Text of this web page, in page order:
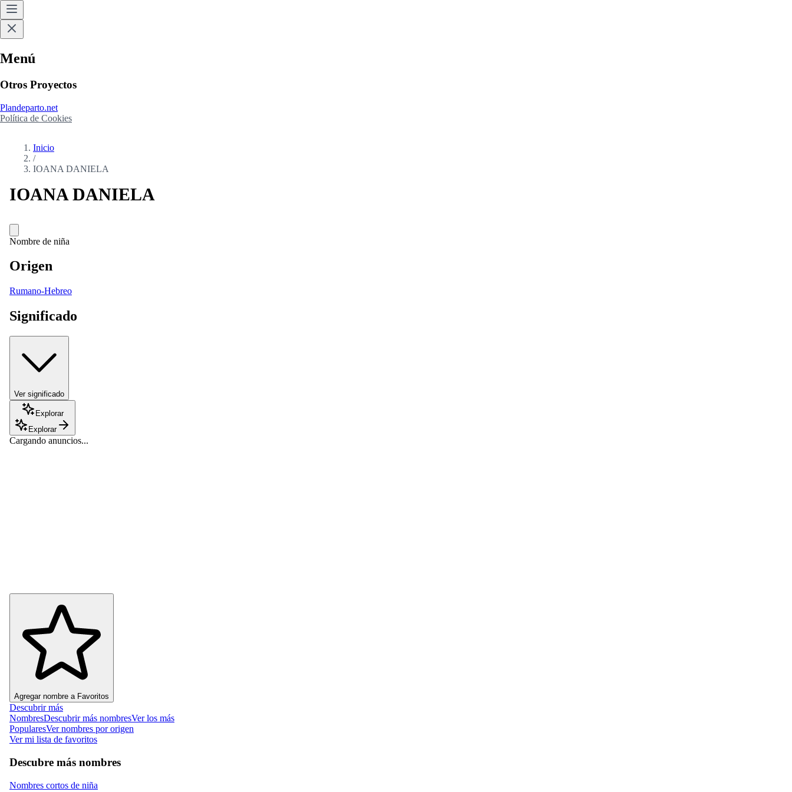
Menú
Otros Proyectos
Plandeparto.net
Política de Cookies
Inicio
/
IOANA DANIELA
IOANA DANIELA
Nombre de niña
Origen
Rumano-Hebreo
Significado
Ver significado
Explorar
Explorar
Cargando anuncios...
Agregar nombre a Favoritos
Descubrir más
NombresDescubrir más nombresVer los más
PopularesVer nombres por origen
Ver mi lista de favoritos
Descubre más nombres
Nombres cortos de niña